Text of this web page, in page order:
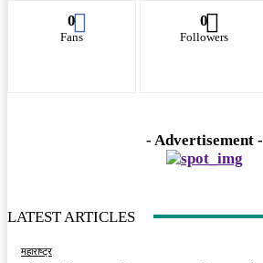
0
Fans
0
Followers
- Advertisement -
LATEST ARTICLES
महाराष्ट्र